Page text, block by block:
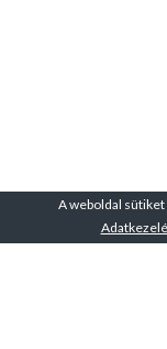
A weboldal sütiket